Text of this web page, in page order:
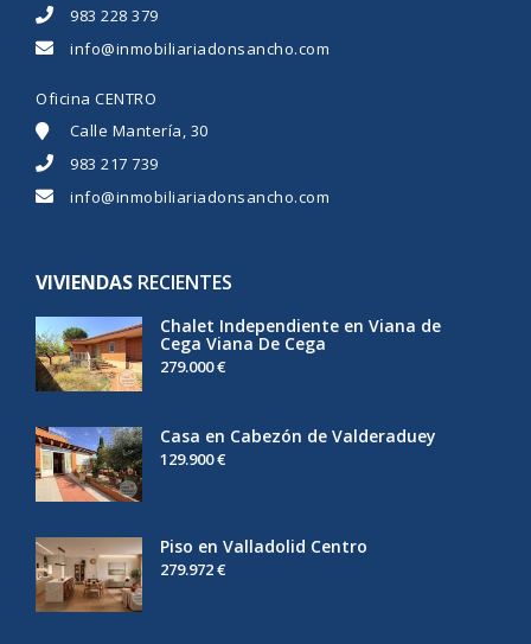
983 228 379
info@inmobiliariadonsancho.com
Oficina CENTRO
Calle Mantería, 30
983 217 739
info@inmobiliariadonsancho.com
VIVIENDAS RECIENTES
Chalet Independiente en Viana de
Cega Viana De Cega
279.000 €
Casa en Cabezón de Valderaduey
129.900 €
Piso en Valladolid Centro
279.972 €